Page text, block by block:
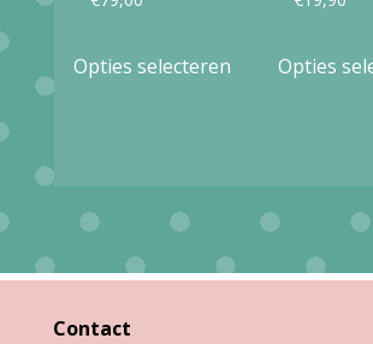
Opties selecteren
product
Deze
optie
Opties
Contact